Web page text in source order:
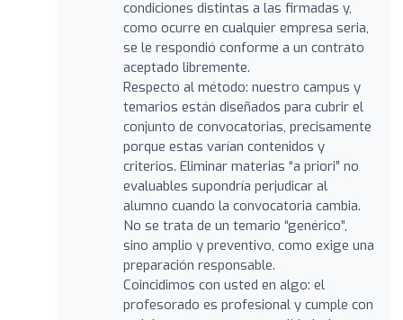
condiciones distintas a las firmadas y,
como ocurre en cualquier empresa seria,
se le respondió conforme a un contrato
aceptado libremente.
Respecto al método: nuestro campus y
temarios están diseñados para cubrir el
conjunto de convocatorias, precisamente
porque estas varían contenidos y
criterios. Eliminar materias “a priori” no
evaluables supondría perjudicar al
alumno cuando la convocatoria cambia.
No se trata de un temario “genérico”,
sino amplio y preventivo, como exige una
preparación responsable.
Coincidimos con usted en algo: el
profesorado es profesional y cumple con